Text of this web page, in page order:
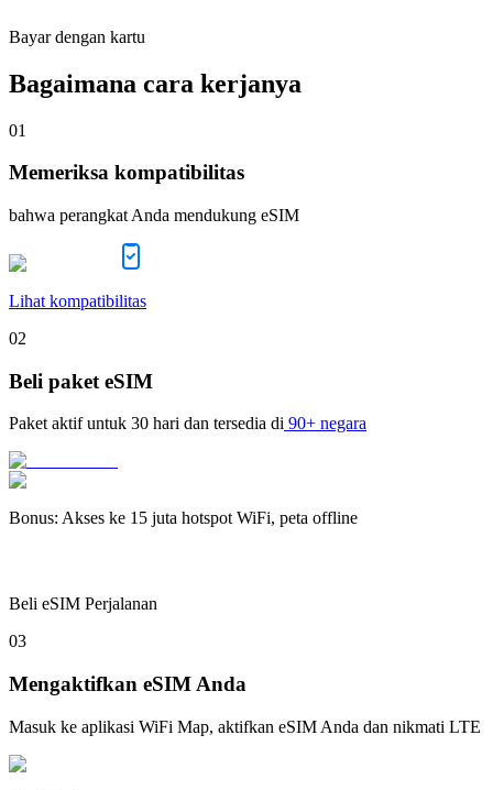
Bayar dengan kartu
Bagaimana cara kerjanya
01
Memeriksa kompatibilitas
bahwa perangkat Anda mendukung eSIM
Lihat kompatibilitas
02
Beli paket eSIM
Paket aktif untuk 30 hari dan tersedia di 90+ negara
Bonus: Akses ke 15 juta hotspot WiFi, peta offline
Beli eSIM Perjalanan
03
Mengaktifkan eSIM Anda
Masuk ke aplikasi WiFi Map, aktifkan eSIM Anda dan nikmati LTE